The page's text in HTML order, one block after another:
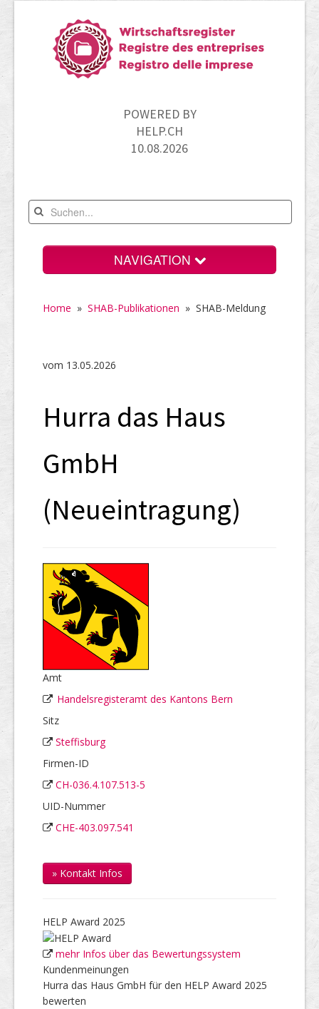
POWERED BY
HELP.CH
10.08.2026
NAVIGATION
UID-Register
Home » SHAB-Publikationen » SHAB-Meldung
vom 13.05.2026
Hurra das Haus
GmbH
(Neueintragung)
Amt
Handelsregisteramt des Kantons Bern
Sitz
Steffisburg
Firmen-ID
CH-036.4.107.513-5
UID-Nummer
CHE-403.097.541
» Kontakt Infos
HELP Award 2025
mehr Infos über das Bewertungssystem
Kundenmeinungen
Hurra das Haus GmbH für den HELP Award 2025
bewerten